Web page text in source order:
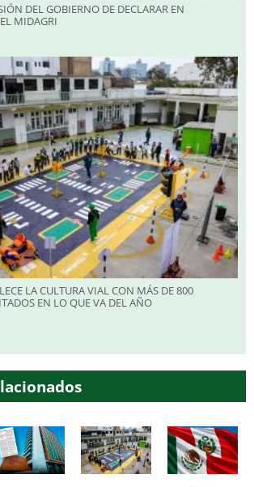
DEL GOBIERNO DE DECLARAR EN
MIDAGRI
LA CULTURA VIAL CON MÁS DE 800
EN LO QUE VA DEL AÑO